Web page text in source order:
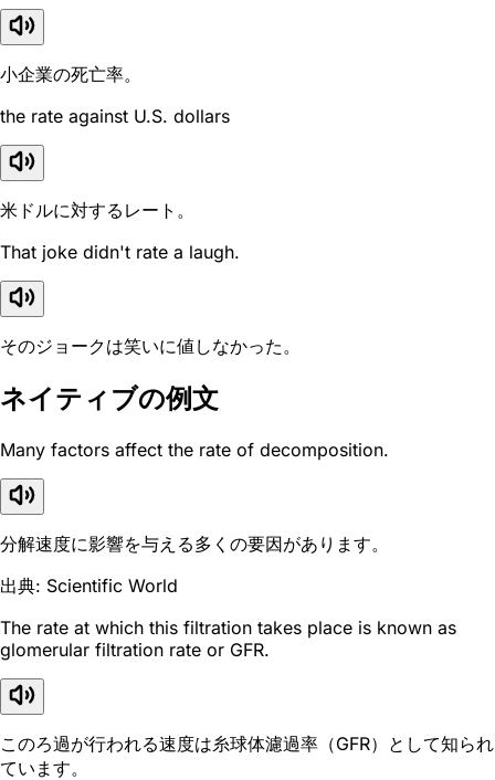
小企業の死亡率。
the rate against U.S. dollars
米ドルに対するレート。
That joke didn't rate a laugh.
そのジョークは笑いに値しなかった。
ネイティブの例文
Many factors affect the rate of decomposition.
分解速度に影響を与える多くの要因があります。
出典: Scientific World
The rate at which this filtration takes place is known as
glomerular filtration rate or GFR.
このろ過が行われる速度は糸球体濾過率（GFR）として知られ
ています。